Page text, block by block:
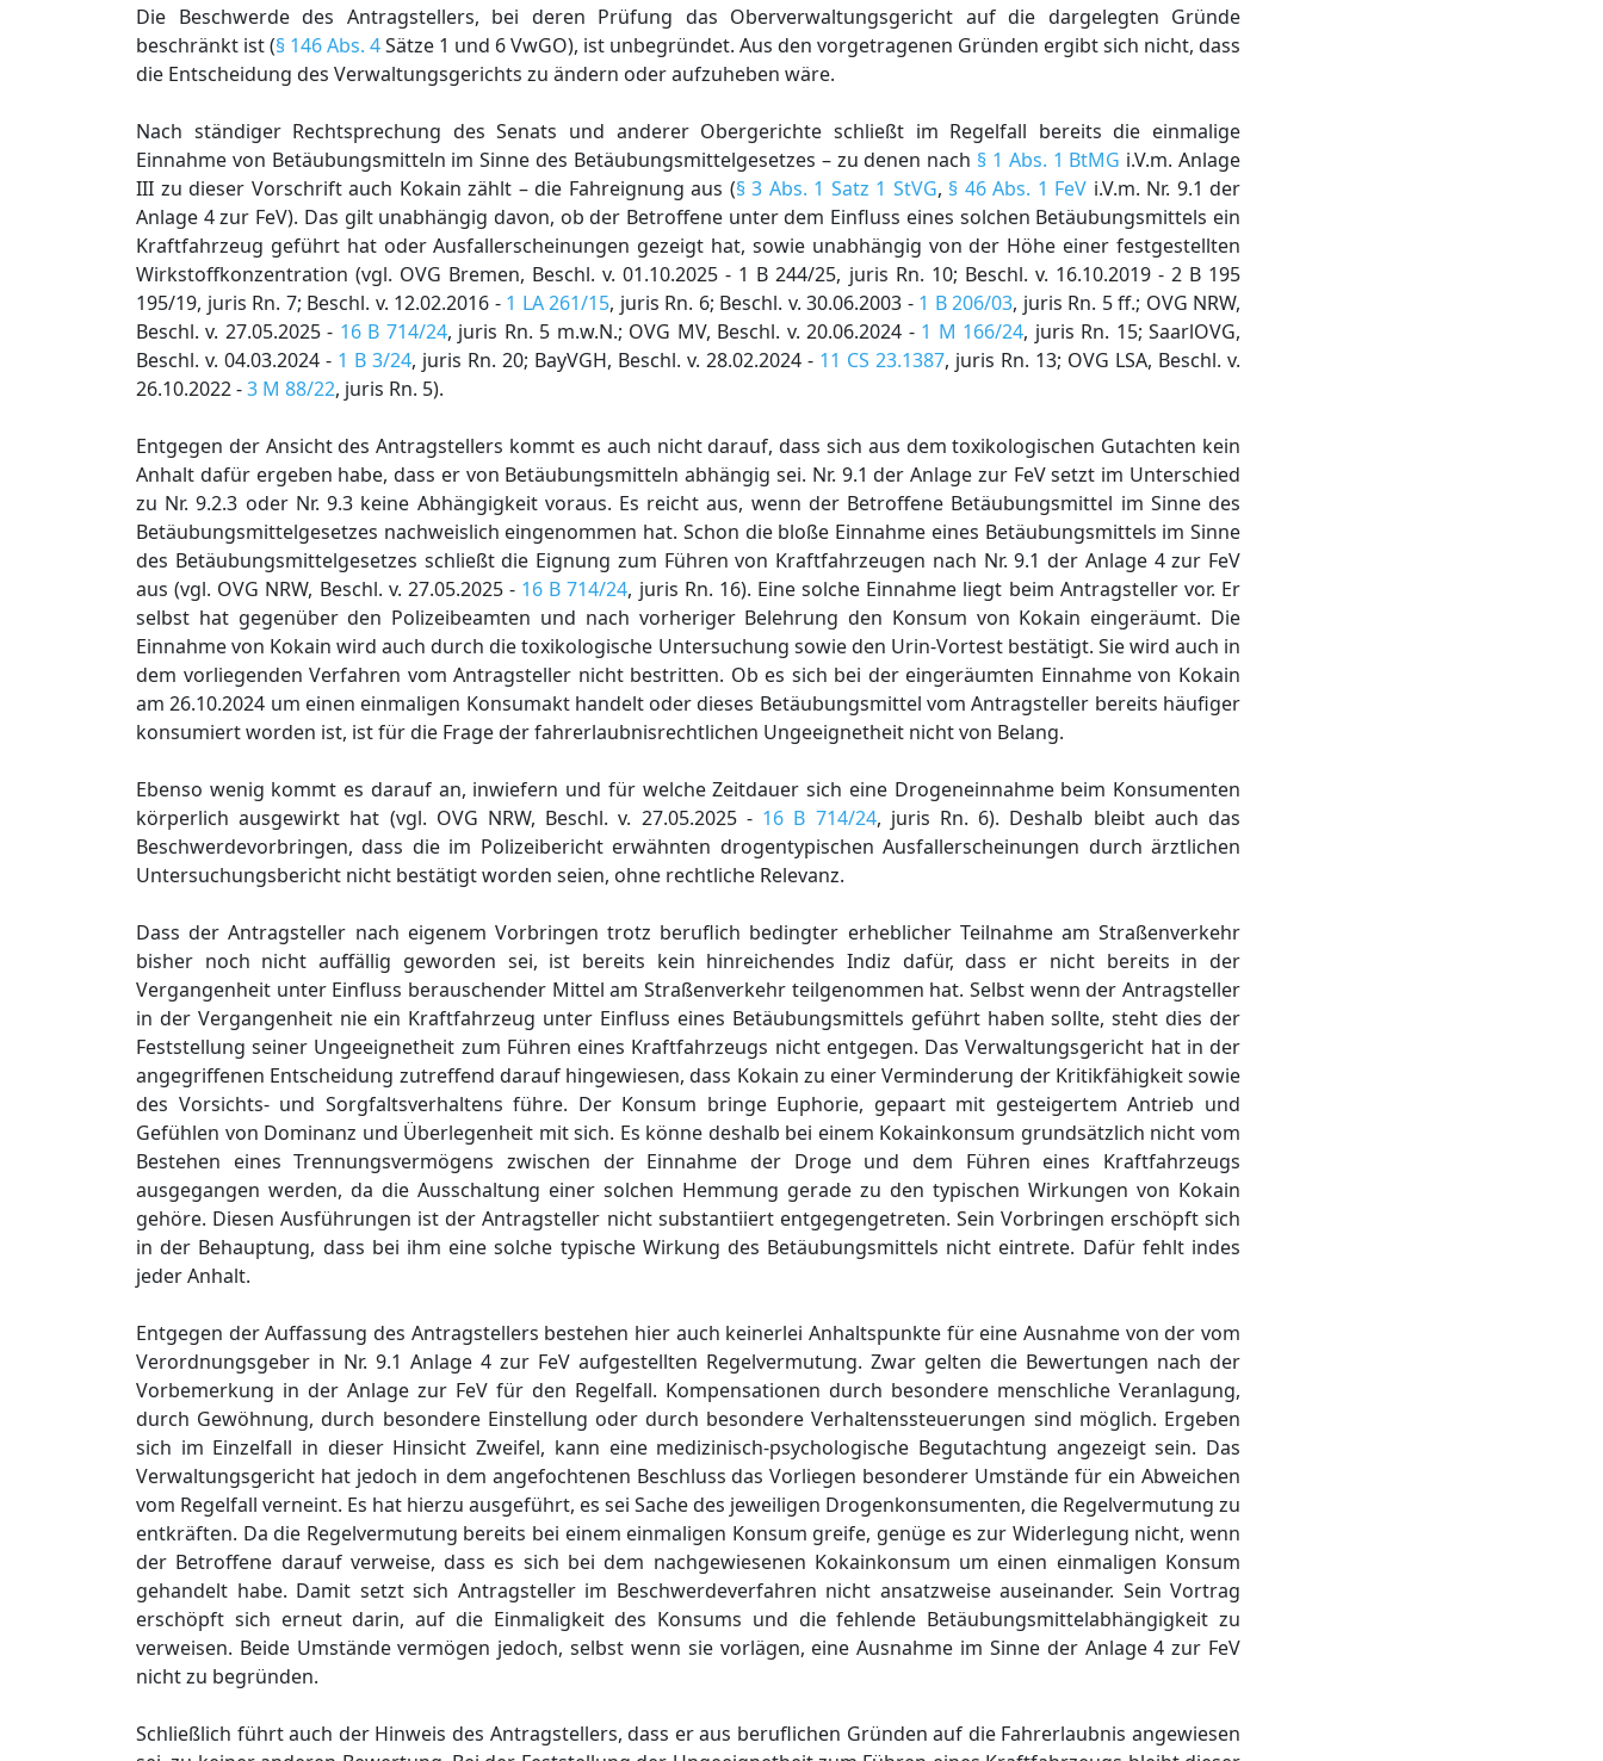
Die Beschwerde des Antragstellers, bei deren Prüfung das Oberverwaltungsgericht auf die dargelegten Gründe
beschränkt ist (§ 146 Abs. 4Sätze 1 und 6 VwGO), ist unbegründet. Aus den vorgetragenen Gründen ergibt sich nicht, dass
die Entscheidung des Verwaltungsgerichts zu ändern oder aufzuheben wäre.
Nach ständiger Rechtsprechung des Senats und anderer Obergerichte schließt im Regelfall bereits die einmalige
Einnahme von Betäubungsmitteln im Sinne des Betäubungsmittelgesetzes – zu denen nach § 1 Abs. 1 BtMG i.V.m. Anlage
III zu dieser Vorschrift auch Kokain zählt – die Fahreignung aus (§ 3 Abs. 1 Satz 1 StVG, § 46 Abs. 1 FeV i.V.m. Nr. 9.1 der
Anlage 4 zur FeV). Das gilt unabhängig davon, ob der Betroffene unter dem Einfluss eines solchen Betäubungsmittels ein
Kraftfahrzeug geführt hat oder Ausfallerscheinungen gezeigt hat, sowie unabhängig von der Höhe einer festgestellten
Wirkstoffkonzentration (vgl. OVG Bremen, Beschl. v. 01.10.2025 - 1 B 244/25, juris Rn. 10; Beschl. v. 16.10.2019 - 2 B 195
195/19, juris Rn. 7; Beschl. v. 12.02.2016 - 1 LA 261/15, juris Rn. 6; Beschl. v. 30.06.2003 - 1 B 206/03, juris Rn. 5 ff.; OVG NRW,
Beschl. v. 27.05.2025 - 16 B 714/24, juris Rn. 5 m.w.N.; OVG MV, Beschl. v. 20.06.2024 - 1 M 166/24, juris Rn. 15; SaarlOVG,
Beschl. v. 04.03.2024 - 1 B 3/24, juris Rn. 20; BayVGH, Beschl. v. 28.02.2024 - 11 CS 23.1387, juris Rn. 13; OVG LSA, Beschl. v.
26.10.2022 -3 M 88/22, juris Rn. 5).
Entgegen der Ansicht des Antragstellers kommt es auch nicht darauf, dass sich aus dem toxikologischen Gutachten kein
Anhalt dafür ergeben habe, dass er von Betäubungsmitteln abhängig sei. Nr. 9.1 der Anlage zur FeV setzt im Unterschied
zu Nr. 9.2.3 oder Nr. 9.3 keine Abhängigkeit voraus. Es reicht aus, wenn der Betroffene Betäubungsmittel im Sinne des
Betäubungsmittelgesetzes nachweislich eingenommen hat. Schon die bloße Einnahme eines Betäubungsmittels im Sinne
des Betäubungsmittelgesetzes schließt die Eignung zum Führen von Kraftfahrzeugen nach Nr. 9.1 der Anlage 4 zur FeV
aus (vgl. OVG NRW, Beschl. v. 27.05.2025 - 16 B 714/24, juris Rn. 16). Eine solche Einnahme liegt beim Antragsteller vor. Er
selbst hat gegenüber den Polizeibeamten und nach vorheriger Belehrung den Konsum von Kokain eingeräumt. Die
Einnahme von Kokain wird auch durch die toxikologische Untersuchung sowie den Urin-Vortest bestätigt. Sie wird auch in
dem vorliegenden Verfahren vom Antragsteller nicht bestritten. Ob es sich bei der eingeräumten Einnahme von Kokain
am 26.10.2024 um einen einmaligen Konsumakt handelt oder dieses Betäubungsmittel vom Antragsteller bereits häufiger
konsumiert worden ist, ist für die Frage der fahrerlaubnisrechtlichen Ungeeignetheit nicht von Belang.
Ebenso wenig kommt es darauf an, inwiefern und für welche Zeitdauer sich eine Drogeneinnahme beim Konsumenten
körperlich ausgewirkt hat (vgl. OVG NRW, Beschl. v. 27.05.2025 - 16 B 714/24, juris Rn. 6). Deshalb bleibt auch das
Beschwerdevorbringen, dass die im Polizeibericht erwähnten drogentypischen Ausfallerscheinungen durch ärztlichen
Untersuchungsbericht nicht bestätigt worden seien, ohne rechtliche Relevanz.
Dass der Antragsteller nach eigenem Vorbringen trotz beruflich bedingter erheblicher Teilnahme am Straßenverkehr
bisher noch nicht auffällig geworden sei, ist bereits kein hinreichendes Indiz dafür, dass er nicht bereits in der
Vergangenheit unter Einfluss berauschender Mittel am Straßenverkehr teilgenommen hat. Selbst wenn der Antragsteller
in der Vergangenheit nie ein Kraftfahrzeug unter Einfluss eines Betäubungsmittels geführt haben sollte, steht dies der
Feststellung seiner Ungeeignetheit zum Führen eines Kraftfahrzeugs nicht entgegen. Das Verwaltungsgericht hat in der
angegriffenen Entscheidung zutreffend darauf hingewiesen, dass Kokain zu einer Verminderung der Kritikfähigkeit sowie
des Vorsichts- und Sorgfaltsverhaltens führe. Der Konsum bringe Euphorie, gepaart mit gesteigertem Antrieb und
Gefühlen von Dominanz und Überlegenheit mit sich. Es könne deshalb bei einem Kokainkonsum grundsätzlich nicht vom
Bestehen eines Trennungsvermögens zwischen der Einnahme der Droge und dem Führen eines Kraftfahrzeugs
ausgegangen werden, da die Ausschaltung einer solchen Hemmung gerade zu den typischen Wirkungen von Kokain
gehöre. Diesen Ausführungen ist der Antragsteller nicht substantiiert entgegengetreten. Sein Vorbringen erschöpft sich
in der Behauptung, dass bei ihm eine solche typische Wirkung des Betäubungsmittels nicht eintrete. Dafür fehlt indes
jeder Anhalt.
Entgegen der Auffassung des Antragstellers bestehen hier auch keinerlei Anhaltspunkte für eine Ausnahme von der vom
Verordnungsgeber in Nr. 9.1 Anlage 4 zur FeV aufgestellten Regelvermutung. Zwar gelten die Bewertungen nach der
Vorbemerkung in der Anlage zur FeV für den Regelfall. Kompensationen durch besondere menschliche Veranlagung,
durch Gewöhnung, durch besondere Einstellung oder durch besondere Verhaltenssteuerungen sind möglich. Ergeben
sich im Einzelfall in dieser Hinsicht Zweifel, kann eine medizinisch-psychologische Begutachtung angezeigt sein. Das
Verwaltungsgericht hat jedoch in dem angefochtenen Beschluss das Vorliegen besonderer Umstände für ein Abweichen
vom Regelfall verneint. Es hat hierzu ausgeführt, es sei Sache des jeweiligen Drogenkonsumenten, die Regelvermutung zu
entkräften. Da die Regelvermutung bereits bei einem einmaligen Konsum greife, genüge es zur Widerlegung nicht, wenn
der Betroffene darauf verweise, dass es sich bei dem nachgewiesenen Kokainkonsum um einen einmaligen Konsum
gehandelt habe. Damit setzt sich Antragsteller im Beschwerdeverfahren nicht ansatzweise auseinander. Sein Vortrag
erschöpft sich erneut darin, auf die Einmaligkeit des Konsums und die fehlende Betäubungsmittelabhängigkeit zu
verweisen. Beide Umstände vermögen jedoch, selbst wenn sie vorlägen, eine Ausnahme im Sinne der Anlage 4 zur FeV
nicht zu begründen.
Schließlich führt auch der Hinweis des Antragstellers, dass er aus beruflichen Gründen auf die Fahrerlaubnis angewiesen